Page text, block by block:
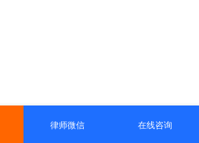
律师微信 在线咨询